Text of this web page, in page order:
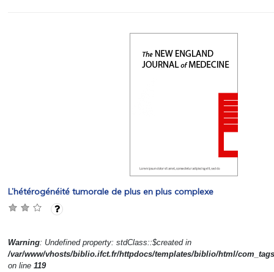
L’hétérogénéité tumorale de plus en plus complexe
Warning: Undefined property: stdClass::$created in
/var/www/vhosts/biblio.ifct.fr/httpdocs/templates/biblio/html/
on line 119